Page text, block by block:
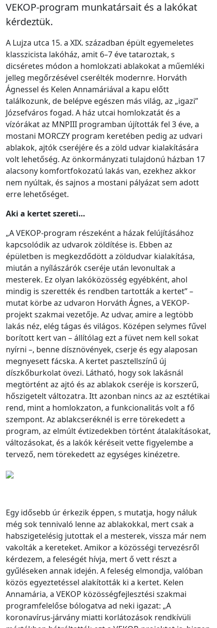
VEKOP-program munkatársait és a lakókat
kérdeztük.
A Lujza utca 15. a XIX. században épült egyemeletes
klasszicista lakóház, amit 6–7 éve tataroztak, s
dicséretes módon a homlokzati ablakokat a műemléki
jelleg megőrzésével cserélték modernre. Horváth
Ágnessel és Kelen Annamáriával a kapu előtt
találkozunk, de belépve egészen más világ, az „igazi”
Józsefváros fogad. A ház utcai homlokzatát és a
vízórákat az MNPIII programban újították fel 3 éve, a
mostani MORCZY program keretében pedig az udvari
ablakok, ajtók cseréjére és a zöld udvar kialakítására
volt lehetőség. Az önkormányzati tulajdonú házban 17
alacsony komfortfokozatú lakás van, ezekhez akkor
nem nyúltak, és sajnos a mostani pályázat sem adott
erre lehetőséget.
Aki a kertet szereti…
„A VEKOP-program részeként a házak felújításához
kapcsolódik az udvarok zöldítése is. Ebben az
épületben is megkezdődött a zöldudvar kialakítása,
miután a nyílászárók cseréje után levonultak a
mesterek. Ez olyan lakóközösség egyébként, ahol
mindig is szerették és rendben tartották a kertet” –
mutat körbe az udvaron Horváth Ágnes, a VEKOP-
projekt szakmai vezetője. Az udvar, amire a legtöbb
lakás néz, elég tágas és világos. Középen selymes fűvel
borított kert van – állítólag ezt a füvet nem kell sokat
nyírni –, benne dísznövények, cserje és egy alaposan
megnyesett fácska. A kertet pasztellszínű új
díszkőburkolat övezi. Látható, hogy sok lakásnál
megtörtént az ajtó és az ablakok cseréje is korszerű,
hőszigetelt változatra. Itt azonban nincs az az esztétikai
rend, mint a homlokzaton, a funkcionalitás volt a fő
szempont. Az ablakcseréknél is erre törekedett a
program, az elmúlt évtizedekben történt átalakításokat,
változásokat, és a lakók kéréseit vette figyelembe a
tervező, nem törekedett az egységes kinézetre.
Egy idősebb úr érkezik éppen, s mutatja, hogy náluk
még sok tennivaló lenne az ablakokkal, mert csak a
habszigetelésig jutottak el a mesterek, vissza már nem
vakolták a kereteket. Amikor a közösségi tervezésről
kérdezem, a feleségét hívja, mert ő vett részt a
gyűléseken annak idején. A feleség elmondja, valóban
közös egyeztetéssel alakították ki a kertet. Kelen
Annamária, a VEKOP közösségfejlesztési szakmai
programfelelőse bólogatva ad neki igazat: „A
koronavírus-járvány miatti korlátozások rendkívüli